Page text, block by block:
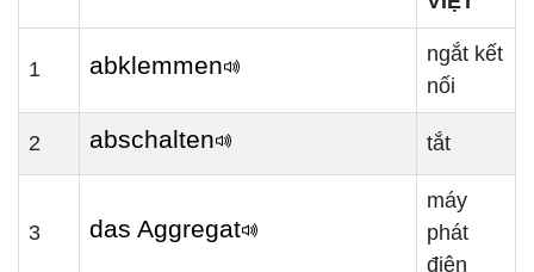
1 abklemmen
ngắt kết
nối
2 abschalten tắt
máy phát
điện